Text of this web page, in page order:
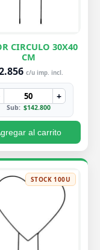
CIRCULO 30X40
CM
c/u imp. incl.
+
Sub: $142.800
al carrito
STOCK 100U